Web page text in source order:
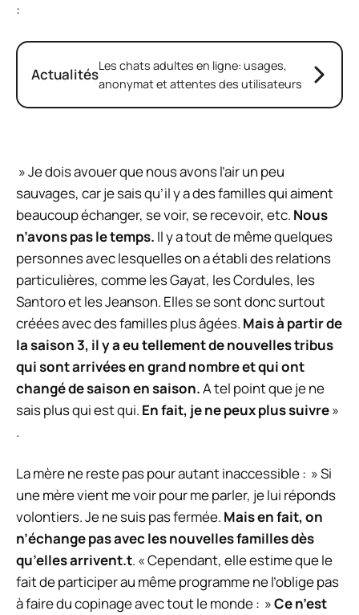
:
ActualitésLes chats adultes en ligne: usages,
anonymat et attentes des utilisateurs
»Je dois avouer que nous avons l’air un peu
sauvages, car je sais qu’il y a des familles qui aiment
beaucoup échanger, se voir, se recevoir, etc. Nous
n’avons pas le temps. Il y a tout de même quelques
personnes avec lesquelles on a établi des relations
particulières, comme les Gayat, les Cordules, les
Santoro et les Jeanson. Elles se sont donc surtout
créées avec des familles plus âgées. Mais à partir de
la saison 3, il y a eu tellement de nouvelles tribus
qui sont arrivées en grand nombre et qui ont
changé de saison en saison.A tel point que je ne
sais plus qui est qui. En fait, je ne peux plus suivre»
.
La mère ne reste pas pour autant inaccessible : »Si
une mère vient me voir pour me parler, je lui réponds
volontiers. Je ne suis pas fermée. Mais en fait, on
n’échange pas avec les nouvelles familles dès
qu’elles arrivent.t. « Cependant, elle estime que le
fait de participer au même programme ne l’oblige pas
à faire du copinage avec tout le monde : »Ce n’est